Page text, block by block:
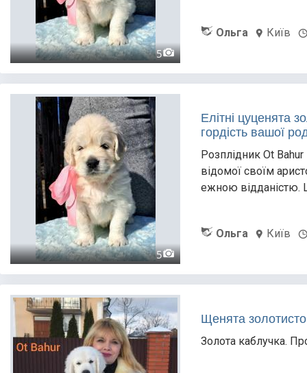
5
Ольга Київ
5
Елітні цуценята
гордість вашої
Розплідник Ot
відомої своїм
ежною відданістю.
Ольга Київ
Щенята
Золота каблучка.